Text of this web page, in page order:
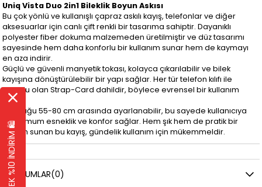
Uniq Vista Duo 2in1 Bileklik Boyun Askısı
Bu çok yönlü ve kullanışlı çapraz askılı kayış, telefonlar ve diğer
aksesuarlar için canlı çift renkli bir tasarıma sahiptir. Dayanıklı
polyester fiber dokuma malzemeden üretilmiştir ve düz tasarımı
sayesinde hem daha konforlu bir kullanım sunar hem de kaymayı
en aza indirir.
Güçlü ve güvenli manyetik tokası, kolayca çıkarılabilir ve bilek
kayışına dönüştürülebilir bir yapı sağlar. Her tür telefon kılıfı ile
uyumlu olan Strap-Card dahildir, böylece evrensel bir kullanım
sunar.
Uzunluğu 55-80 cm arasında ayarlanabilir, bu sayede kullanıcıya
maksimum esneklik ve konfor sağlar. Hem şık hem de pratik bir
çözüm sunan bu kayış, gündelik kullanım için mükemmeldir.
YORUMLAR(0)
EK %10 İNDİRİM 🛍️